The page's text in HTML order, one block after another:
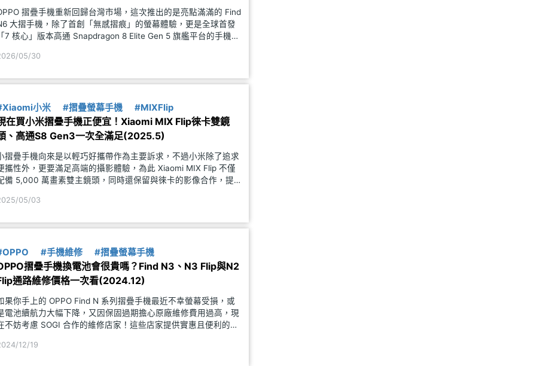
摺疊手機重新回歸台灣市場，這次推出的是亮點滿滿的 Find
大摺手機，除了首創「無感摺痕」的螢幕體驗，更是全球首發
「7 核心」版本高通 Snapdragon 8 Elite Gen 5 旗艦平台的手機。
像合05/30
小米 #摺疊螢幕手機 #MIXFlip
在買小米摺疊手機正便宜！Xiaomi MIX Flip徠卡雙鏡
、高通S8 Gen3一次全滿足(2025.5)
摺疊手機向來是以輕巧好攜帶作為主要訴求，不過小米除了追求
攜性外，更要滿足高端的攝影體驗，為此 Xiaomi MIX Flip 不僅
備 5,000 萬畫素雙主鏡頭，同時還保留與徠卡的影像合作，提供
使每張照片成像更有魅力。究竟
05/03
#手機維修 #摺疊螢幕手機
摺疊手機換電池會很貴嗎？Find N3、N3 Flip與N2
通路維修價格一次看(2024.12)
果你手上的 OPPO Find N 系列摺疊手機最近不幸螢幕受損，或
電池續航力大幅下降，又因保固過期擔心原廠維修費用過高，現
不妨考慮 SOGI 合作的維修店家！這些店家提供實惠且便利的螢
？螢幕維修價格又是如何？小編幫你整理這
12/19